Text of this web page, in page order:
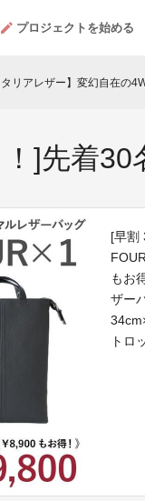
プロジェクトを始める
タリアレザー】変幻自在の
！]先着
[早割
もお
ザー
トロ